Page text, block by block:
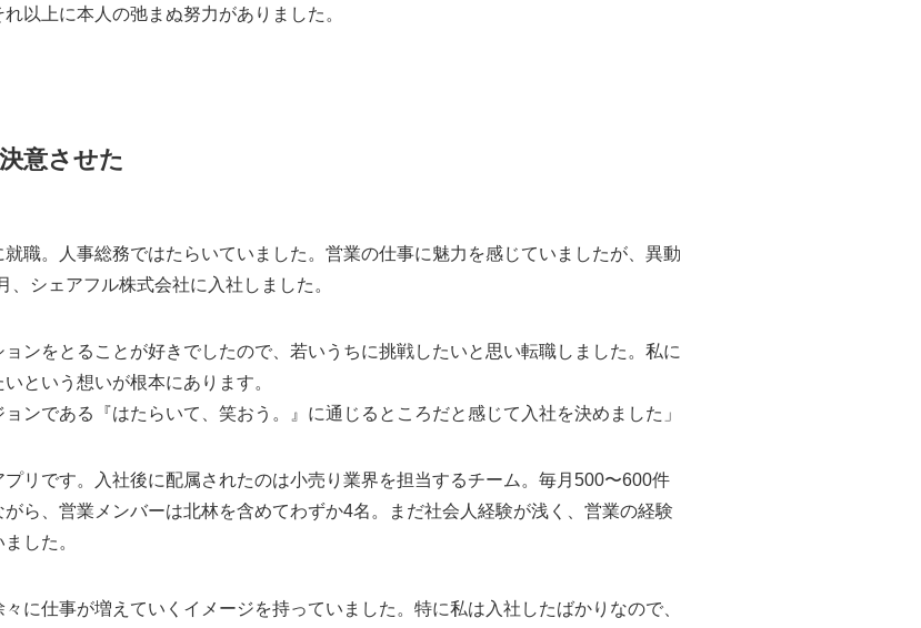
以上に本人の弛まぬ努力がありました。
意させた
職。人事総務ではたらいていました。営業の仕事に魅力を感じていましたが、異動
シェアフル株式会社に入社しました。
ョンをとることが好きでしたので、若いうちに挑戦したいと思い転職しました。私に
という想いが根本にあります。
ンである『はたらいて、笑おう。』に通じるところだと感じて入社を決めました」
リです。入社後に配属されたのは小売り業界を担当するチーム。毎月500〜600件
ら、営業メンバーは北林を含めてわずか4名。まだ社会人経験が浅く、営業の経験
した。
に仕事が増えていくイメージを持っていました。特に私は入社したばかりなので、